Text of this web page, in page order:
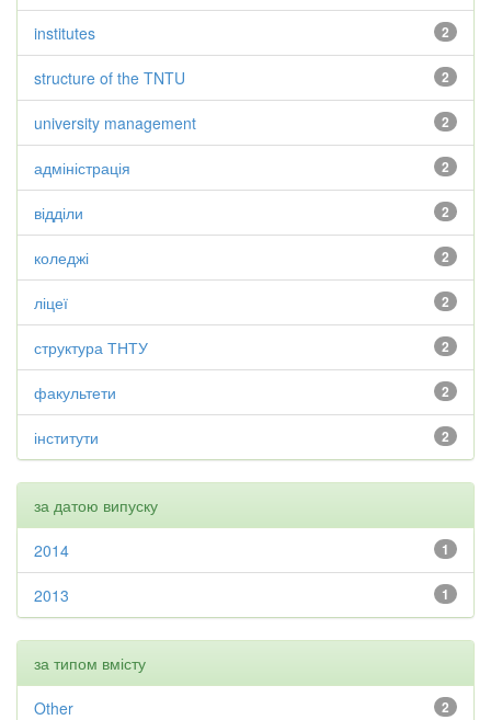
2
institutes
2
structure of the TNTU
2
university management
2
адміністрація
2
відділи
2
коледжі
2
ліцеї
2
структура ТНТУ
2
факультети
2
інститути
за датою випуску
1
2014
1
2013
за типом вмісту
2
Other